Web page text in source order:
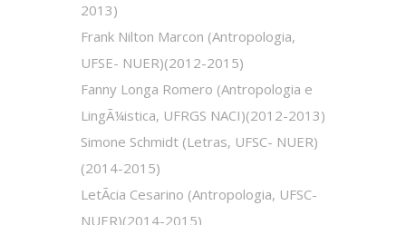
2013)
Frank Nilton Marcon (Antropologia,
UFSE- NUER)(2012-2015)
Fanny Longa Romero (Antropologia e
LingÃ¼istica, UFRGS NACI)(2012-2013)
Simone Schmidt (Letras, UFSC- NUER)
(2014-2015)
LetÃ­cia Cesarino (Antropologia, UFSC-
NUER)(2014-2015)